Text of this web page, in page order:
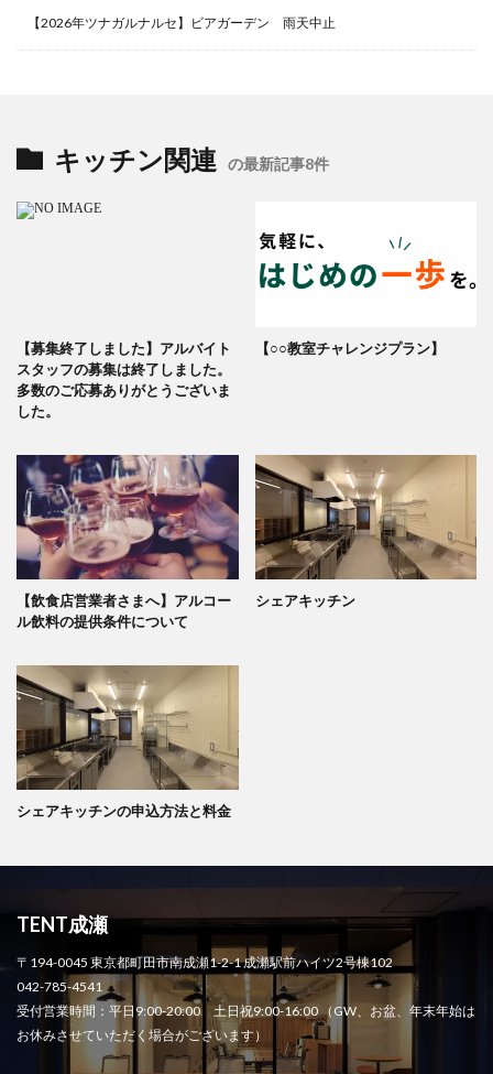
【2026年ツナガルナルセ】ビアガーデン 雨天中止
キッチン関連 の最新記事8件
【募集終了しました】アルバイト
スタッフの募集は終了しました。
多数のご応募ありがとうございま
した。
【○○教室チャレンジプラン】
【飲食店営業者さまへ】アルコー
ル飲料の提供条件について
シェアキッチン
シェアキッチンの申込方法と料金
TENT成瀬
〒194-0045 東京都町田市南成瀬1-2-1 成瀬駅前ハイツ2号棟102
042-785-4541
受付営業時間：平日9:00-20:00 土日祝9:00-16:00 （GW、お盆、年末年始は
お休みさせていただく場合がございます）